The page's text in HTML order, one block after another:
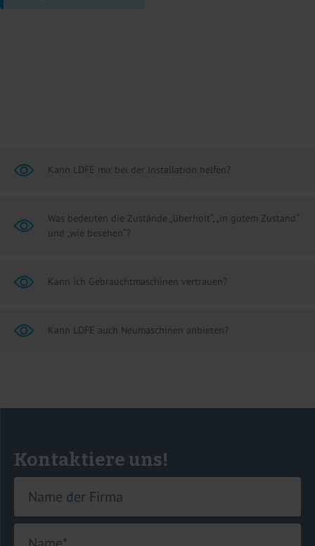
Kann LDFE mir bei der Installation helfen?
Was bedeuten die Zustände „überholt“, „in gutem Zustand“
und „wie besehen“?
Kann ich Gebrauchtmaschinen vertrauen?
Kann LDFE auch Neumaschinen anbieten?
Kontaktiere uns!
Name der Firma